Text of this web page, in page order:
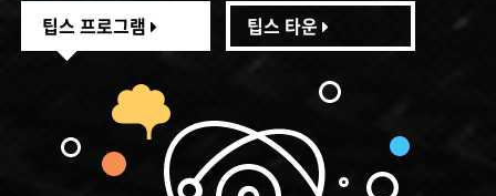
팁스 프로그램 팁스 타운